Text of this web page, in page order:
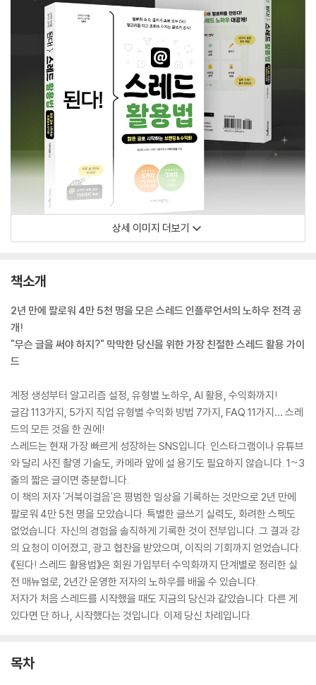
상세 이미지 더보기
책소개
2년 만에 팔로워 4만 5천 명을 모은 스레드 인플루언서의 노하우 전격 공
개!
"무슨 글을 써야 하지?" 막막한 당신을 위한 가장 친절한 스레드 활용 가이
드
계정 생성부터 알고리즘 설정, 유형별 노하우, AI 활용, 수익화까지!
글감 113가지, 5가지 직업 유형별 수익화 방법 7가지, FAQ 11가지… 스레
드의 모든 것을 한 권에!
스레드는 현재 가장 빠르게 성장하는 SNS입니다. 인스타그램이나 유튜브
와 달리 사진 촬영 기술도, 카메라 앞에 설 용기도 필요하지 않습니다. 1~3
줄의 짧은 글이면 충분합니다.
이 책의 저자 '거북이걸음'은 평범한 일상을 기록하는 것만으로 2년 만에
팔로워 4만 5천 명을 모았습니다. 특별한 글쓰기 실력도, 화려한 스펙도
없었습니다. 자신의 경험을 솔직하게 기록한 것이 전부입니다. 그 결과 강
의 요청이 이어졌고, 광고 협찬을 받았으며, 이직의 기회까지 얻었습니다.
《된다! 스레드 활용법》은 회원 가입부터 수익화까지 단계별로 정리한 실
전 매뉴얼로, 2년간 운영한 저자의 노하우를 배울 수 있습니다.
저자가 처음 스레드를 시작했을 때도 지금의 당신과 같았습니다. 다른 게
있다면 단 하나, 시작했다는 것입니다. 이제 당신 차례입니다.
목차